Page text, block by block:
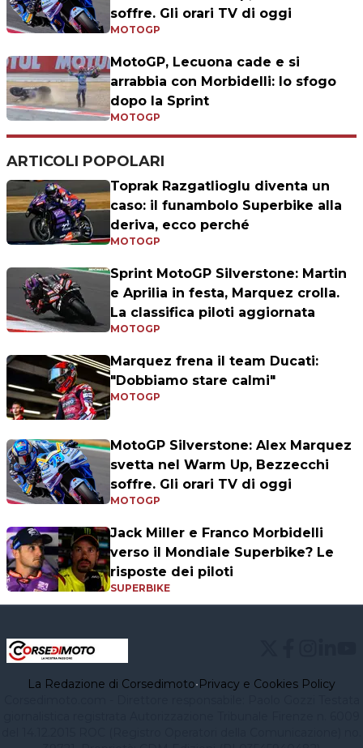
soffre. Gli orari TV di oggi
MOTOGP
MotoGP, Lecuona cade e si
arrabbia con Morbidelli: lo sfogo
dopo la Sprint
MOTOGP
ARTICOLI POPOLARI
Toprak Razgatlioglu diventa un
caso: il funambolo Superbike alla
deriva, ecco perché
MOTOGP
Sprint MotoGP Silverstone: Martin
e Aprilia in festa, Marquez crolla.
La classifica piloti aggiornata
MOTOGP
Marquez frena il team Ducati:
"Dobbiamo stare calmi"
MOTOGP
MotoGP Silverstone: Alex Marquez
svetta nel Warm Up, Bezzecchi
soffre. Gli orari TV di oggi
MOTOGP
Jack Miller e Franco Morbidelli
verso il Mondiale Superbike? Le
risposte dei piloti
SUPERBIKE
La Redazione di Corsedimoto•Privacy e Cookies Policy